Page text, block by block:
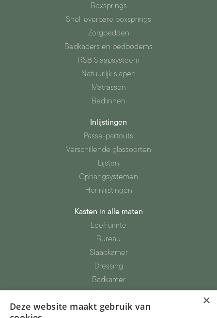
Boxsprings
Snel leverbare boxsprings
Zorgbedden
Bedkaders en bedbodems
RSB Slaapsysteem
Natuurlijk slapen
Matrassen
Bedlinnen
Inlijstingen
Passe-partouts
Verschillende glassoorten
Lijsten
Ophangsystemen
Herinlijstingen
Kasten in alle maten
Leefruimte
Bureau
Slaapkamer
Dressing
Badkamer
Berging
Totaalinrichting
×
Deze website maakt gebruik van